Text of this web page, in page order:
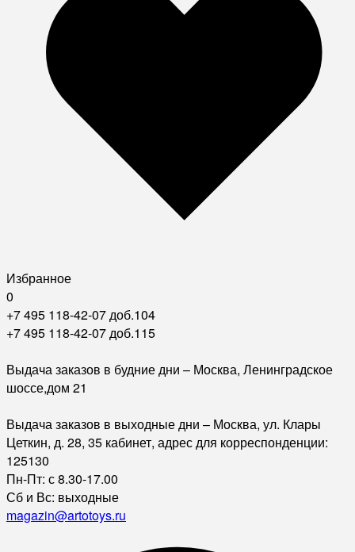
Избранное
0
+7 495 118-42-07 доб.104
+7 495 118-42-07 доб.115
Выдача заказов в будние дни – Москва, Ленинградское
шоссе,дом 21
Выдача заказов в выходные дни – Москва, ул. Клары
Цеткин, д. 28, 35 кабинет, адрес для корреспонденции:
125130
Пн-Пт: с 8.30-17.00
Сб и Вс: выходные
magazin@artotoys.ru